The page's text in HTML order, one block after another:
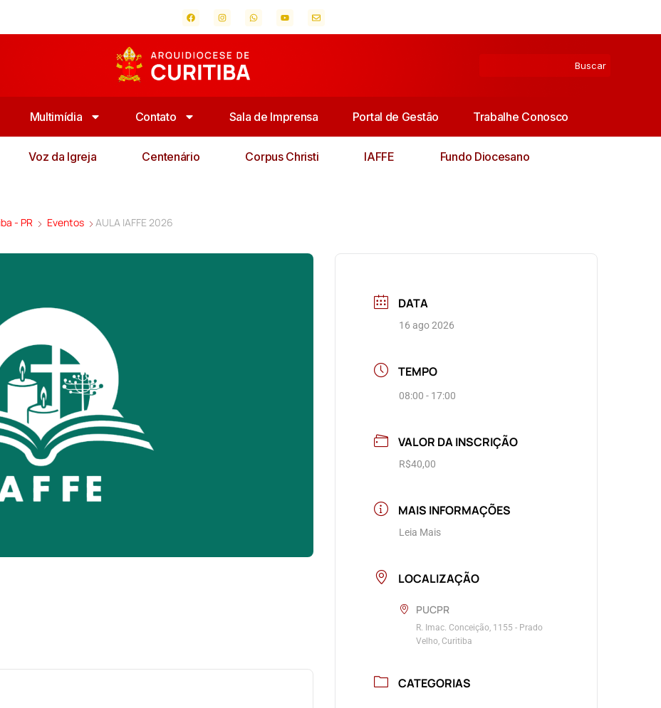
Multimídia Contato Sala de Imprensa Portal de Gestão Trabalhe Conosco
Voz da Igreja Centenário Corpus Christi IAFFE Fundo Diocesano
- PR Eventos AULA IAFFE 2026
DATA
16 ago 2026
TEMPO
08:00 - 17:00
VALOR DA INSCRIÇÃO
R$40,00
MAIS INFORMAÇÕES
Leia Mais
LOCALIZAÇÃO
PUCPR
R. Imac. Conceição, 1155 - Prado
Velho, Curitiba
CATEGORIAS